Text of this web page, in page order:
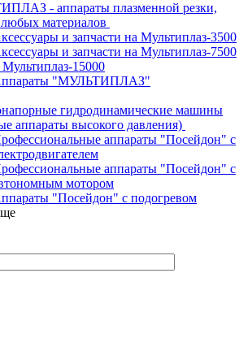
- аппараты плазменной резки,
материалов
и запчасти на Мультиплаз-3500
и запчасти на Мультиплаз-7500
15000
"МУЛЬТИПЛАЗ"
гидродинамические машины
аппараты высокого давления)
аппараты "Посейдон" с
аппараты "Посейдон" с
мотором
"Посейдон" с подогревом